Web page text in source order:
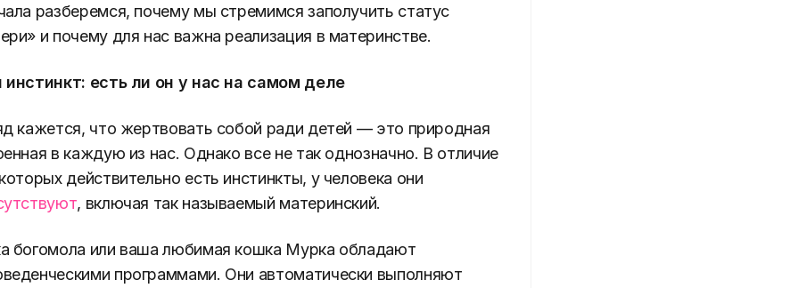
разберемся, почему мы стремимся заполучить статус
и почему для нас важна реализация в материнстве.
инстинкт: есть ли он у нас на самом деле
кажется, что жертвовать собой ради детей — это природная
в каждую из нас. Однако все не так однозначно. В отличие
действительно есть инстинкты, у человека они
, включая так называемый материнский.
богомола или ваша любимая кошка Мурка обладают
программами. Они автоматически выполняют